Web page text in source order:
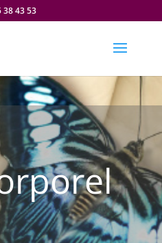
38 43 53